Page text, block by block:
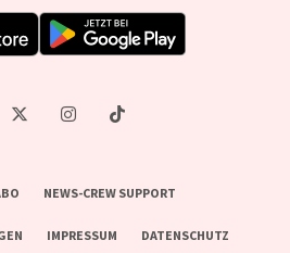
NEWS-CREW SUPPORT
IMPRESSUM DATENSCHUTZ